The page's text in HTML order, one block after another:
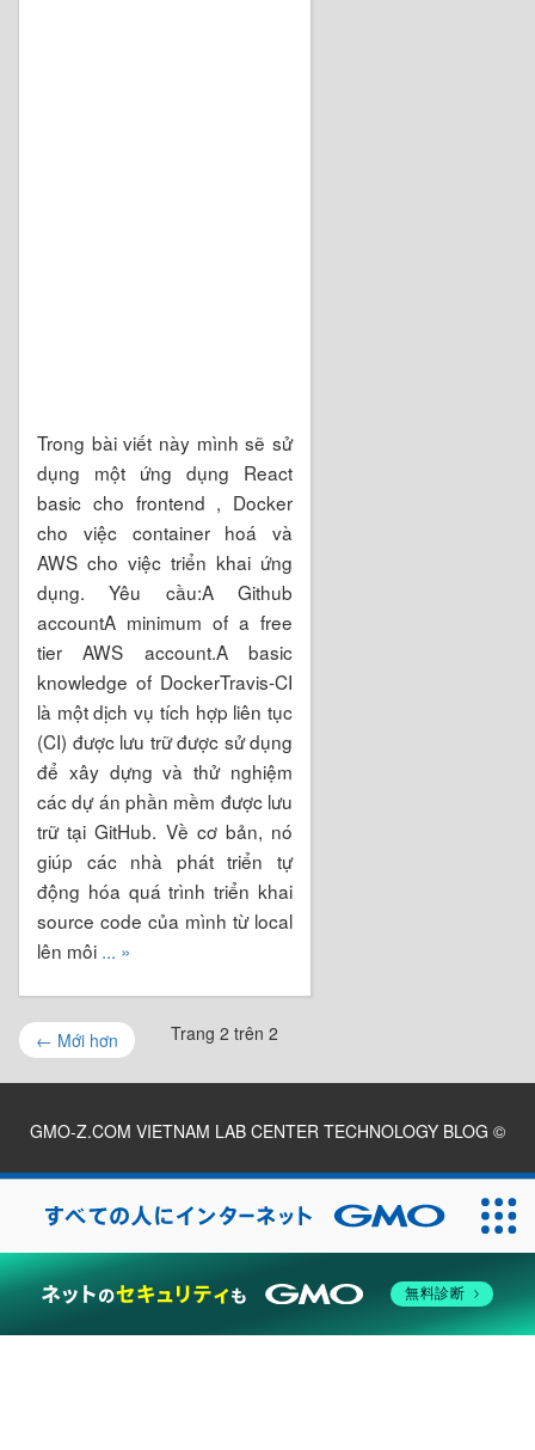
Trong bài viết này mình sẽ sử
dụng một ứng dụng React
basic cho frontend , Docker
cho việc container hoá và
AWS cho việc triển khai ứng
dụng. Yêu cầu:A Github
accountA minimum of a free
tier AWS account.A basic
knowledge of DockerTravis-CI
là một dịch vụ tích hợp liên tục
(CI) được lưu trữ được sử dụng
để xây dựng và thử nghiệm
các dự án phần mềm được lưu
trữ tại GitHub. Về cơ bản, nó
giúp các nhà phát triển tự
động hóa quá trình triển khai
source code của mình từ local
lên môi ... »
← Mới hơn Trang 2 trên 2
GMO-Z.COM VIETNAM LAB CENTER TECHNOLOGY BLOG ©
2026
無料診断